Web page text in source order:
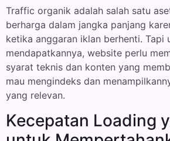
Traffic organik adalah salah satu
berharga dalam jangka panjang
ketika anggaran iklan berhenti. Tapi
mendapatkannya, website perlu
syarat teknis dan konten yang
mau mengindeks dan
yang relevan.
Kecepatan Loading